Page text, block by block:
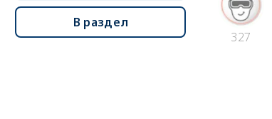
327
В раздел